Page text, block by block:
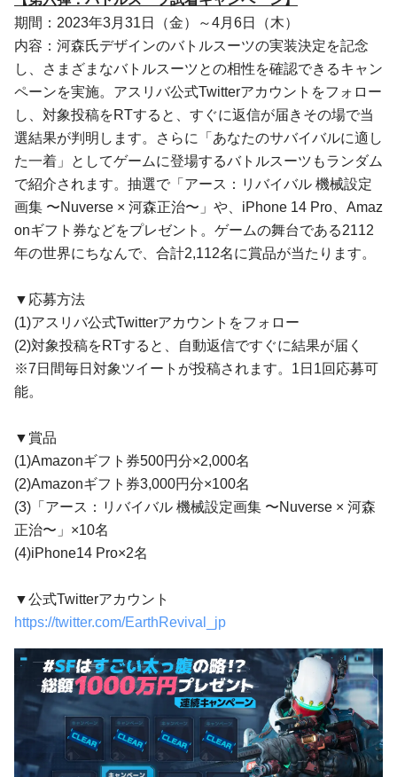
期間：2023年3月31日（金）～4月6日（木）
内容：河森氏デザインのバトルスーツの実装決定を記念
し、さまざまなバトルスーツとの相性を確認できるキャン
ペーンを実施。アスリバ公式Twitterアカウントをフォロー
し、対象投稿をRTすると、すぐに返信が届きその場で当
選結果が判明します。さらに「あなたのサバイバルに適し
た一着」としてゲームに登場するバトルスーツもランダム
で紹介されます。抽選で「アース：リバイバル 機械設定
画集 〜Nuverse × 河森正治〜」や、iPhone 14 Pro、Amaz
onギフト券などをプレゼント。ゲームの舞台である2112
年の世界にちなんで、合計2,112名に賞品が当たります。
▼応募方法
(1)アスリバ公式Twitterアカウントをフォロー
(2)対象投稿をRTすると、自動返信ですぐに結果が届く
※7日間毎日対象ツイートが投稿されます。1日1回応募可
能。
▼賞品
(1)Amazonギフト券500円分×2,000名
(2)Amazonギフト券3,000円分×100名
(3)「アース：リバイバル 機械設定画集 〜Nuverse × 河森
正治〜」×10名
(4)iPhone14 Pro×2名
▼公式Twitterアカウント
https://twitter.com/EarthRevival_jp